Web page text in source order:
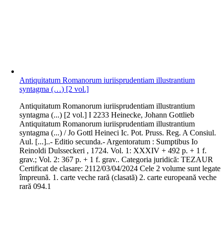
Antiquitatum Romanorum iuriisprudentiam illustrantium
syntagma (…) [2 vol.]
Antiquitatum Romanorum iuriisprudentiam illustrantium
syntagma (...) [2 vol.] I 2233 Heinecke, Johann Gottlieb
Antiquitatum Romanorum iuriisprudentiam illustrantium
syntagma (...) / Jo Gottl Heineci Ic. Pot. Pruss. Reg. A Consiul.
Aul. [...]..- Editio secunda.- Argentoratum : Sumptibus Io
Reinoldi Dulsseckeri , 1724. Vol. 1: XXXIV + 492 p. + 1 f.
grav.; Vol. 2: 367 p. + 1 f. grav.. Categoria juridică: TEZAUR
Certificat de clasare: 2112/03/04/2024 Cele 2 volume sunt legate
împreună. 1. carte veche rară (clasată) 2. carte europeană veche
rară 094.1